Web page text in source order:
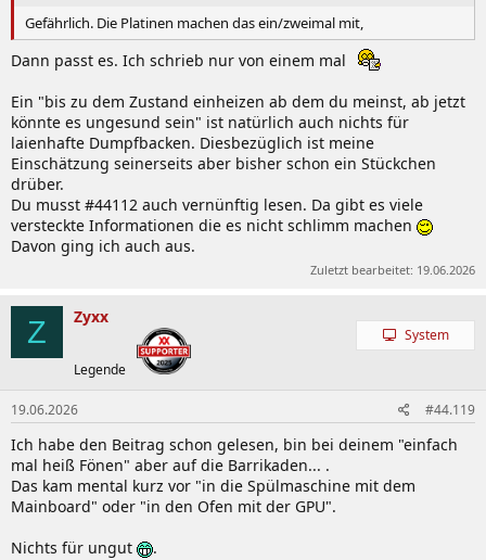
Gefährlich. Die Platinen machen das ein/zweimal mit,
Dann passt es. Ich schrieb nur von einem mal
Ein "bis zu dem Zustand einheizen ab dem du meinst, ab jetzt
könnte es ungesund sein" ist natürlich auch nichts für
laienhafte Dumpfbacken. Diesbezüglich ist meine
Einschätzung seinerseits aber bisher schon ein Stückchen
drüber.
Du musst #44112 auch vernünftig lesen. Da gibt es viele
versteckte Informationen die es nicht schlimm machen
Davon ging ich auch aus.
Zuletzt bearbeitet: 19.06.2026
Z Zyxx
Legende
System
19.06.2026 #44.119
Ich habe den Beitrag schon gelesen, bin bei deinem "einfach
mal heiß Fönen" aber auf die Barrikaden... .
Das kam mental kurz vor "in die Spülmaschine mit dem
Mainboard" oder "in den Ofen mit der GPU".
Nichts für ungut
.